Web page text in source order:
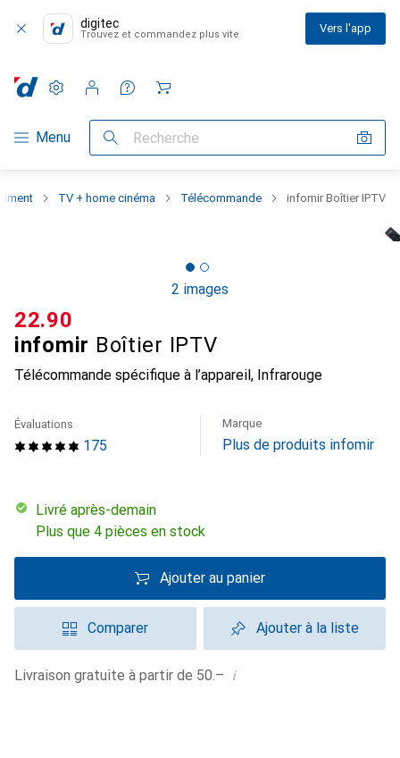
digitec
Trouvez et commandez plus vite Vers l'app
Navigation par catégorie
Menu Recherche
Paramètres
Compte client
Listes de comparaison
Listes d'envies
Panier
TV + home cinéma Télécommande infomir Boîtier IPTV
2 images
infomir Boîtier IPTV
Télécommande spécifique à l’appareil, Infrarouge
CHF
22.90
175
Évaluations Marque
Plus de produits infomir
Livré après-demain
Plus que 4 pièces en stock
Ajouter au panier
Comparer Ajouter à la liste
Livraison gratuite à partir de 50.– i